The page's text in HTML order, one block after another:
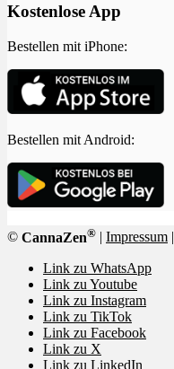
Kostenlose App
Bestellen mit iPhone:
Bestellen mit Android:
© CannaZen® Impressum
Link zu WhatsApp
Link zu Youtube
Link zu Instagram
Link zu TikTok
Link zu Facebook
Link zu X
Link zu LinkedIn